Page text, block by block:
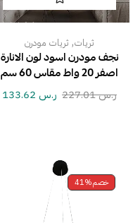
ثريات, ثريات مودرن
نجف مودرن اسود لون الانارة
اصفر 20 واط مقاس 60 سم
ر.س227.01 ر.س
خصم41%